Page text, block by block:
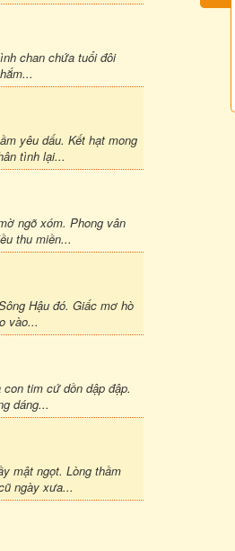
chan chứa tuổi đôi
yêu dấu. Kết hạt mong
tình lại...
ngõ xóm. Phong vân
thu miền...
Hậu đó. Giấc mơ hò
vào...
tim cứ dồn dập đập.
dáng...
mật ngọt. Lòng thầm
ngày xưa...